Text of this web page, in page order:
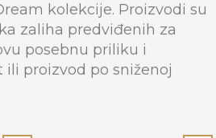
kolekcije. Proizvodi su
zaliha predviđenih za
posebnu priliku i
ili proizvod po sniženoj